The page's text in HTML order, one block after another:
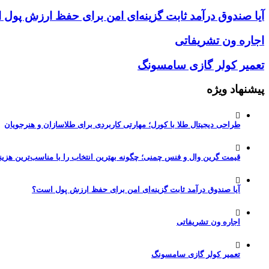
آیا صندوق درآمد ثابت گزینه‌ای امن برای حفظ ارزش
اجاره ون تشریفاتی
تعمیر کولر گازی سامسونگ
پیشنهاد ویژه
طراحی دیجیتال طلا با کورل؛ مهارتی کاربردی برای طلاسازان و هنرجویان
قیمت گرین وال و فنس چمنی؛ چگونه بهترین انتخاب را با مناسب‌ترین
آیا صندوق درآمد ثابت گزینه‌ای امن برای حفظ ارزش پول است؟
اجاره ون تشریفاتی
تعمیر کولر گازی سامسونگ